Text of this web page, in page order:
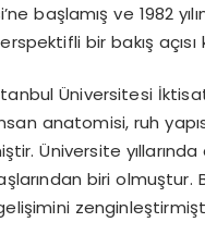
başlamış ve 1982
bir bakış açısı
Üniversitesi
anatomisi, ruh
Üniversite
biri